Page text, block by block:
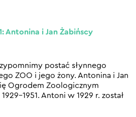
Antonina i Jan Żabińscy
postać słynnego
ZOO i jego żony. Antonina i Jan
Ogrodem Zoologicznym
Antoni w 1929 r. został